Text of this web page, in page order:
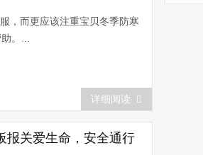
，而更应该注重宝贝冬季防寒
。...
详细阅读
报关爱生命，安全通行